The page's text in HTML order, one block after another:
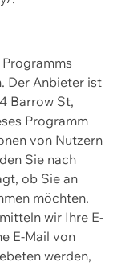
Der Anbieter ist
Barrow St,
Programm
von Nutzern
Sie nach
ob Sie an
möchten.
wir Ihre E-
E-Mail von
werden,